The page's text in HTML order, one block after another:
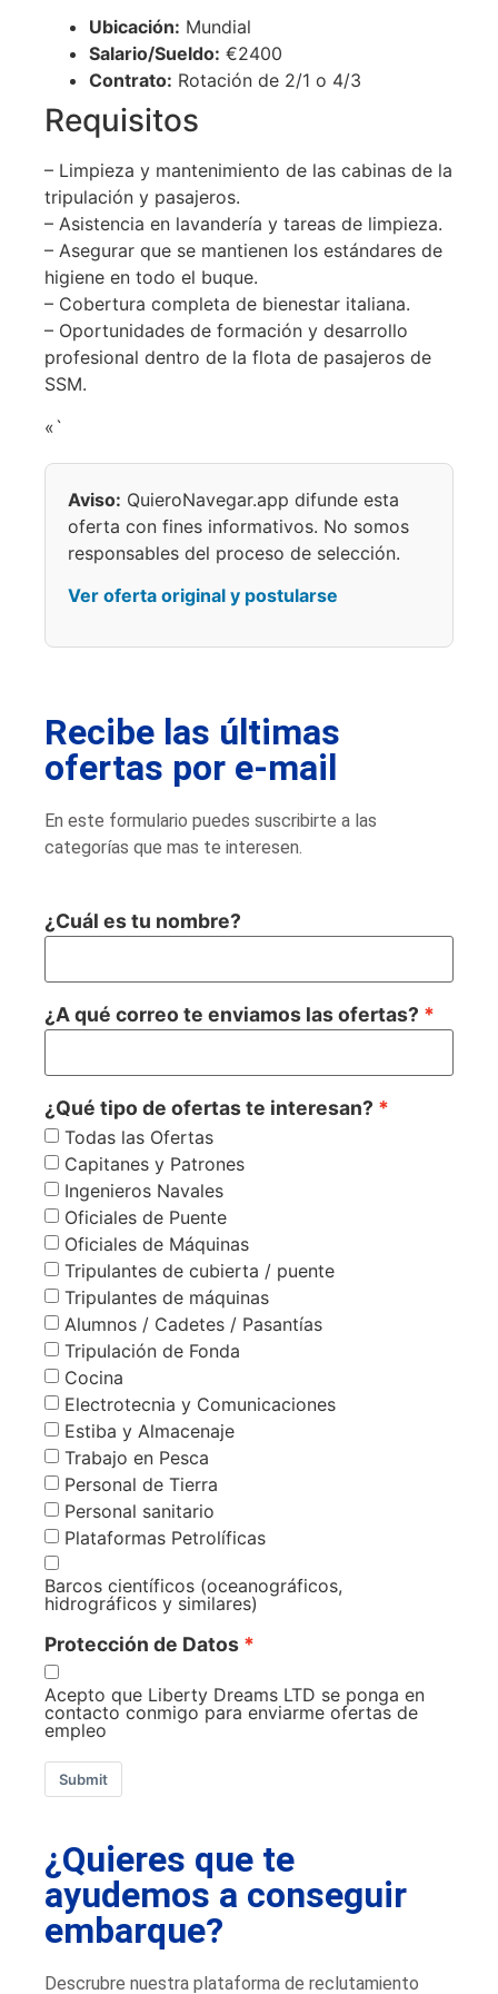
Ubicación: Mundial
Salario/Sueldo: €2400
Contrato: Rotación de 2/1 o 4/3
Requisitos
– Limpieza y mantenimiento de las cabinas de la
tripulación y pasajeros.
– Asistencia en lavandería y tareas de limpieza.
– Asegurar que se mantienen los estándares de
higiene en todo el buque.
– Cobertura completa de bienestar italiana.
– Oportunidades de formación y desarrollo
profesional dentro de la flota de pasajeros de
SSM.
«`
Aviso: QuieroNavegar.app difunde esta
oferta con fines informativos. No somos
responsables del proceso de selección.
Ver oferta original y postularse
Recibe las últimas
ofertas por e-mail
En este formulario puedes suscribirte a las
categorías que mas te interesen.
¿Cuál es tu nombre?
¿A qué correo te enviamos las ofertas?
¿Qué tipo de ofertas te interesan?
Todas las Ofertas
Capitanes y Patrones
Ingenieros Navales
Oficiales de Puente
Oficiales de Máquinas
Tripulantes de cubierta / puente
Tripulantes de máquinas
Alumnos / Cadetes / Pasantías
Tripulación de Fonda
Cocina
Electrotecnia y Comunicaciones
Estiba y Almacenaje
Trabajo en Pesca
Personal de Tierra
Personal sanitario
Plataformas Petrolíficas
Barcos científicos (oceanográficos,
hidrográficos y similares)
Protección de Datos
Acepto que Liberty Dreams LTD se ponga en
contacto conmigo para enviarme ofertas de
empleo
Submit
¿Quieres que te
ayudemos a conseguir
embarque?
Descrubre nuestra plataforma de reclutamiento